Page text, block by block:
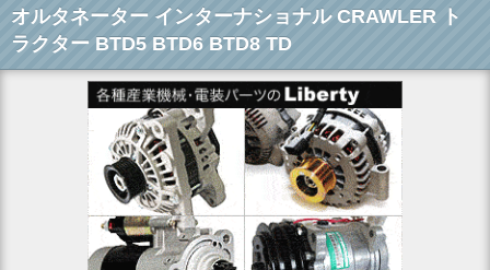
オルタネーター インターナショナル CRAWLER ト
ラクター BTD5 BTD6 BTD8 TD